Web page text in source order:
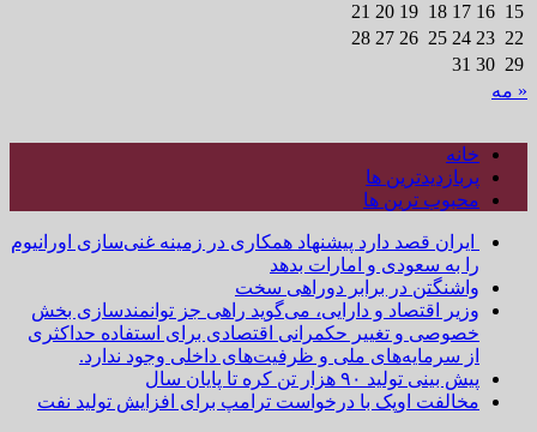
15
16
17
18
19
20
21
22
23
24
25
26
27
28
29
30
31
« مه
خانه
پربازدیدترین ها
محبوب ترین ها
ایران قصد دارد پیشنهاد همکاری در زمینه غنی‌سازی اورانیوم
را به سعودی و امارات بدهد
واشنگتن در برابر دوراهی سخت
وزیر اقتصاد و دارایی، می‌گوید راهی جز توانمندسازی بخش
خصوصی و تغییر حکمرانی اقتصادی برای استفاده حداکثری
از سرمایه‌های ملی و ظرفیت‌های داخلی وجود ندارد.
پیش بینی تولید ۹۰ هزار تن کره تا پایان سال
مخالفت اوپک با درخواست ترامپ برای افزایش تولید نفت